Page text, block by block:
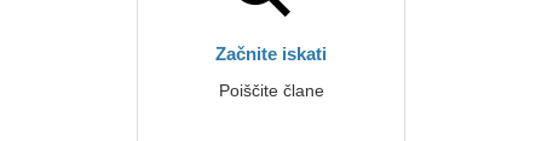
Začnite iskati
Poiščite člane